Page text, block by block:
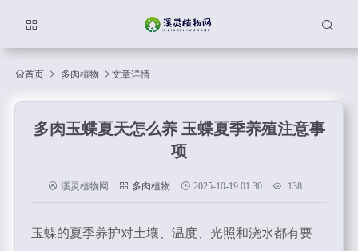
首页 多肉植物 文章详情
多肉玉蝶夏天怎么养 玉蝶夏季养殖注意事
项
溪灵植物网 多肉植物 2025-10-19 01:30 138
玉蝶的夏季养护对土壤、温度、光照和浇水都有要